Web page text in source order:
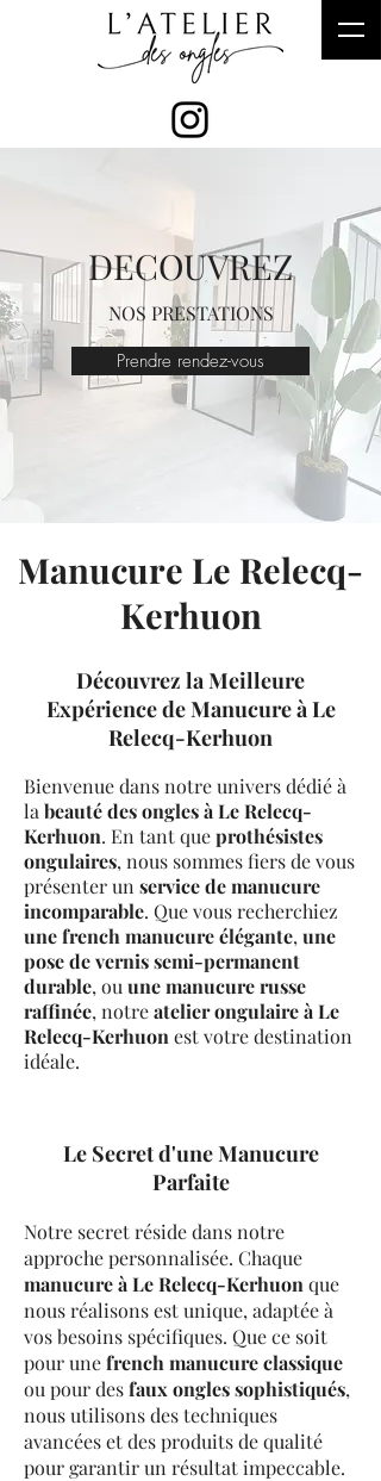
DECOUVREZ
NOS PRESTATIONS
Prendre rendez-vous
Manucure Le Relecq-
Kerhuon
Découvrez la Meilleure
Expérience de Manucure à Le
Relecq-Kerhuon
Bienvenue dans notre univers dédié à
la beauté des ongles à Le Relecq-
Kerhuon. En tant queprothésistes
ongulaires, nous sommes fiers de vous
présenter un service de manucure
incomparable. Que vous recherchiez
une french manucure élégante, une
pose de vernis semi-permanent
durable, ou une manucure russe
raffinée, notreatelier ongulaire à Le
Relecq-Kerhuon est votre destination
idéale.
Le Secret d'une Manucure
Parfaite
​Notre secret réside dans notre
approche personnalisée. Chaque
manucure à Le Relecq-Kerhuon que
nous réalisons est unique, adaptée à
vos besoins spécifiques. Que ce soit
pour unefrench manucure classique
ou pour desfaux ongles sophistiqués,
nous utilisons des techniques
avancées et des produits de qualité
pour garantir un résultat impeccable.